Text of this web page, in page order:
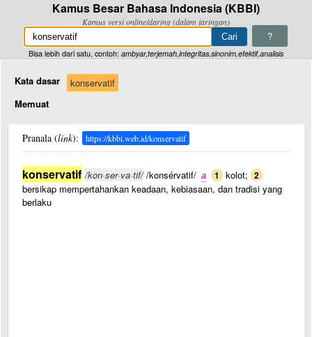
Kamus Besar Bahasa Indonesia (KBBI)
Kamus versi online/daring (dalam jaringan)
?
Bisa lebih dari satu, contoh: ambyar,terjemah,integritas,sinonim,efektif,analisis
Kata dasar
konservatif
Memuat
Pranala (link): https://kbbi.web.id/konservatif
konservatif /kon·ser·va·tif//konsérvatif/ a 1 kolot; 2
bersikap mempertahankan keadaan, kebiasaan, dan tradisi yang
berlaku